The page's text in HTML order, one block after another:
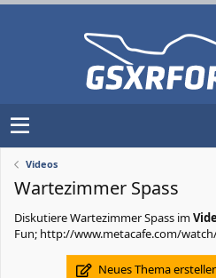
Videos
Wartezimmer Spass
DiskutiereWartezimmer Spass im
Fun; http://www.metacafe.com/
Neues Thema